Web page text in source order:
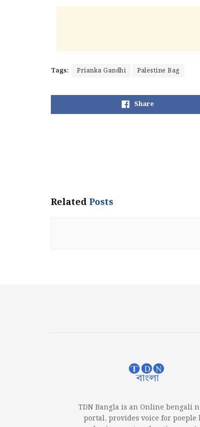
Tags: Prianka Gandhi Palestine Bag
Share
RelatedPosts
TDN Bangla is an Online bengali
portal, provides voice for poeple